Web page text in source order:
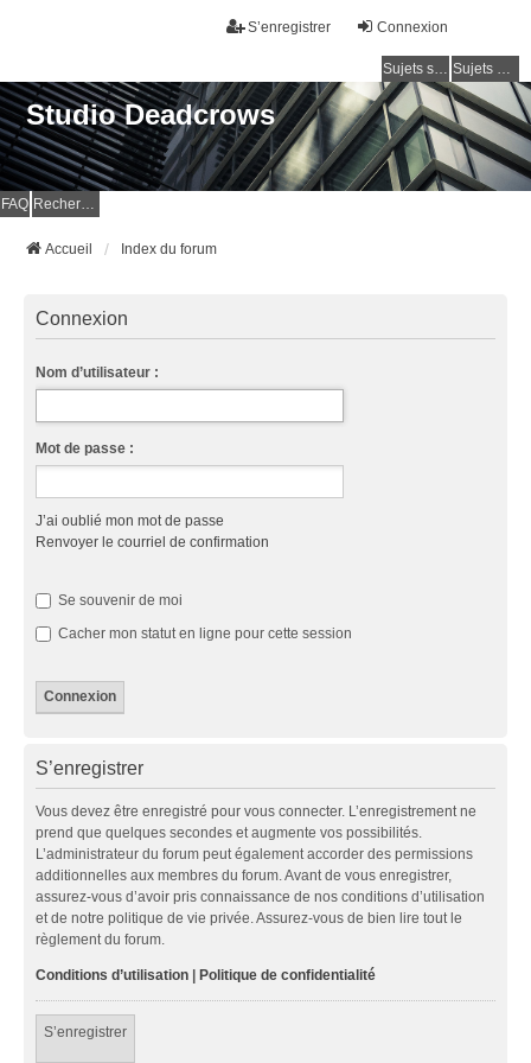
Connexion
S’enregistrer
Sujets sans réponse Sujets actifs
Studio Deadcrows
FAQ Rechercher
Accueil Index du forum
Connexion
Nom d’utilisateur :
Mot de passe :
J’ai oublié mon mot de passe
Renvoyer le courriel de confirmation
Se souvenir de moi
Cacher mon statut en ligne pour cette session
S’enregistrer
Vous devez être enregistré pour vous connecter. L’enregistrement ne
prend que quelques secondes et augmente vos possibilités.
L’administrateur du forum peut également accorder des permissions
additionnelles aux membres du forum. Avant de vous enregistrer,
assurez-vous d’avoir pris connaissance de nos conditions d’utilisation
et de notre politique de vie privée. Assurez-vous de bien lire tout le
règlement du forum.
Conditions d’utilisation | Politique de confidentialité
S’enregistrer